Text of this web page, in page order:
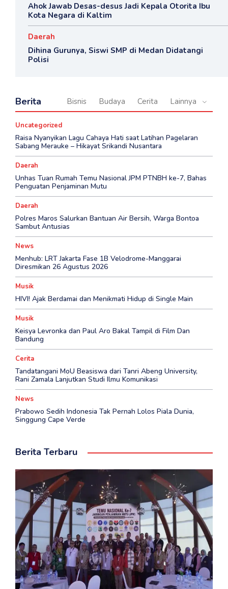
Ahok Jawab Desas-desus Jadi Kepala Otorita Ibu
Kota Negara di Kaltim
Daerah
Dihina Gurunya, Siswi SMP di Medan Didatangi
Polisi
Berita Bisnis Budaya Cerita Lainnya
Uncategorized
Raisa Nyanyikan Lagu Cahaya Hati saat Latihan Pagelaran
Sabang Merauke – Hikayat Srikandi Nusantara
Daerah
Unhas Tuan Rumah Temu Nasional JPM PTNBH ke-7, Bahas
Penguatan Penjaminan Mutu
Daerah
Polres Maros Salurkan Bantuan Air Bersih, Warga Bontoa
Sambut Antusias
News
Menhub: LRT Jakarta Fase 1B Velodrome-Manggarai
Diresmikan 26 Agustus 2026
Musik
HIVI! Ajak Berdamai dan Menikmati Hidup di Single Main
Musik
Keisya Levronka dan Paul Aro Bakal Tampil di Film Dan
Bandung
Cerita
Tandatangani MoU Beasiswa dari Tanri Abeng University,
Rani Zamala Lanjutkan Studi Ilmu Komunikasi
News
Prabowo Sedih Indonesia Tak Pernah Lolos Piala Dunia,
Singgung Cape Verde
Berita Terbaru